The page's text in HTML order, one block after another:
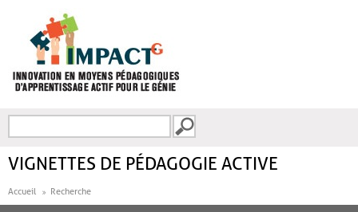
FORMULAIRE DE
VIGNETTES DE PÉDAGOGIE ACTIVE
Accueil Recherche